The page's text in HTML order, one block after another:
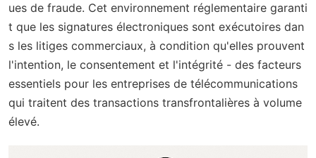
ues de fraude. Cet environnement réglementaire garanti
t que les signatures électroniques sont exécutoires dan
s les litiges commerciaux, à condition qu'elles prouvent
l'intention, le consentement et l'intégrité - des facteurs
essentiels pour les entreprises de télécommunications
qui traitent des transactions transfrontalières à volume
élevé.